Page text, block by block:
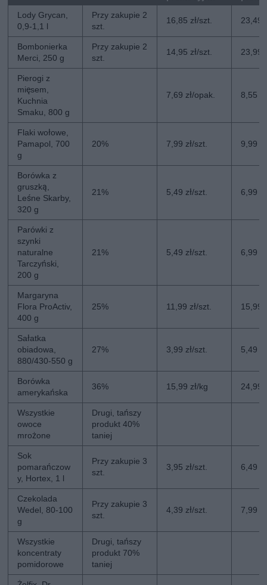
Lody Grycan,
0,9-1,1 l
Przy zakupie 2
szt.
16,85 zł/szt. 23,49
Bombonierka
Merci, 250 g
Przy zakupie 2
szt.
14,95 zł/szt. 23,99
Pierogi z
mięsem,
Kuchnia
Smaku, 800 g
7,69 zł/opak. 8,55
Flaki wołowe,
Pamapol, 700
g
20% 7,99 zł/szt. 9,99
Borówka z
gruszką,
Leśne Skarby,
320 g
21% 5,49 zł/szt. 6,99
Parówki z
szynki
naturalne
Tarczyński,
200 g
21% 5,49 zł/szt. 6,99
Margaryna
Flora ProActiv,
400 g
25% 11,99 zł/szt. 15,99
Sałatka
obiadowa,
880/430-550 g
27% 3,99 zł/szt. 5,49
Borówka
amerykańska
36% 15,99 zł/kg 24,99
Wszystkie
owoce
mrożone
Drugi, tańszy
produkt 40%
taniej
Sok
pomarańczow
y, Hortex, 1 l
Przy zakupie 3
szt.
3,95 zł/szt. 6,49
Czekolada
Wedel, 80-100
g
Przy zakupie 3
szt.
4,39 zł/szt. 7,99
Wszystkie
koncentraty
pomidorowe
Drugi, tańszy
produkt 70%
taniej